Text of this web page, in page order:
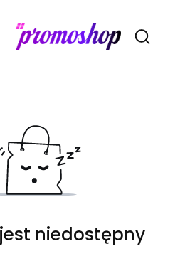
Otwórz
niedostępny